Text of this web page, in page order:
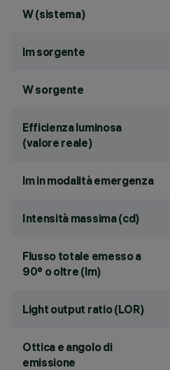
W (sistema)
lm sorgente
W sorgente
Efficienza luminosa
(valore reale)
lm in modalità emergenza
Intensità massima (cd)
Flusso totale emesso a
90° o oltre (lm)
Light output ratio (LOR)
Ottica e angolo di
emissione